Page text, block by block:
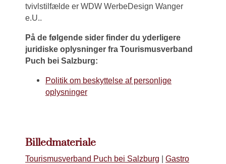
tvivlstilfælde er WDW WerbeDesign Wanger
e.U..
På de følgende sider finder du yderligere
juridiske oplysninger fra Tourismusverband
Puch bei Salzburg:
Politik om beskyttelse af personlige
oplysninger
Billedmateriale
Tourismusverband Puch bei Salzburg | Gastro